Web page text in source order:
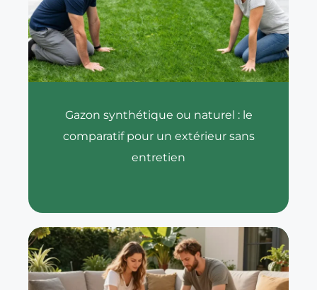
Gazon synthétique ou naturel : le
comparatif pour un extérieur sans
entretien